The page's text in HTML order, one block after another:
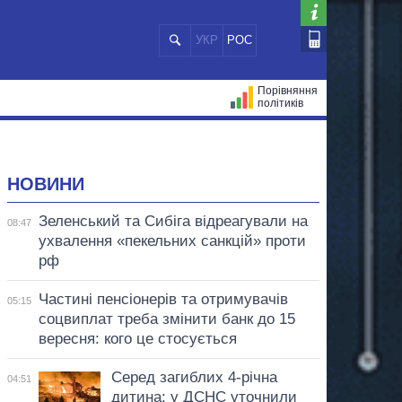
УКР РОС
Порівняння
політиків
НОВИНИ
08:47
Зеленський та Сибіга відреагували на
ухвалення «пекельних санкцій» проти
рф
05:15
Частині пенсіонерів та отримувачів
соцвиплат треба змінити банк до 15
вересня: кого це стосується
04:51
Серед загиблих 4-річна
дитина: у ДСНС уточнили